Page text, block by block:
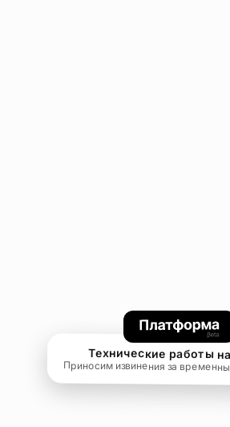
Технические работы
Приносим извинения за